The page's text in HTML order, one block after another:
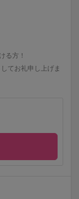
る方！
てお礼申し上げま